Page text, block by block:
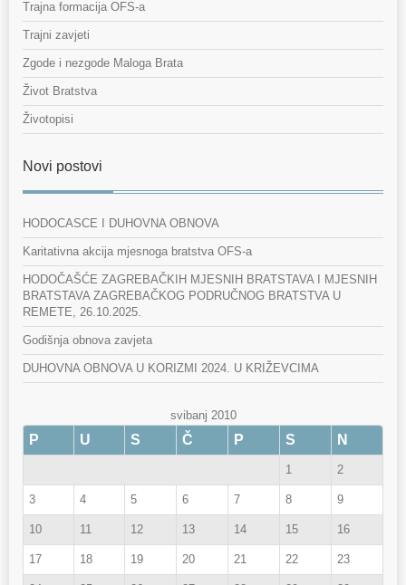
Trajna formacija OFS-a
Trajni zavjeti
Zgode i nezgode Maloga Brata
Život Bratstva
Životopisi
Novi postovi
HODOCASCE I DUHOVNA OBNOVA
Karitativna akcija mjesnoga bratstva OFS-a
HODOČAŠĆE ZAGREBAČKIH MJESNIH BRATSTAVA I MJESNIH
BRATSTAVA ZAGREBAČKOG PODRUČNOG BRATSTVA U
REMETE, 26.10.2025.
Godišnja obnova zavjeta
DUHOVNA OBNOVA U KORIZMI 2024. U KRIŽEVCIMA
svibanj 2010
P U S Č P S N
1 2
3 4 5 6 7 8 9
10 11 12 13 14 15 16
17 18 19 20 21 22 23